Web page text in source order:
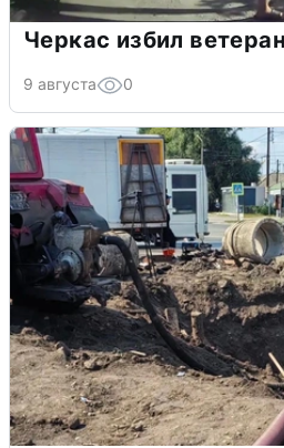
Черкас избил
9 августа 0